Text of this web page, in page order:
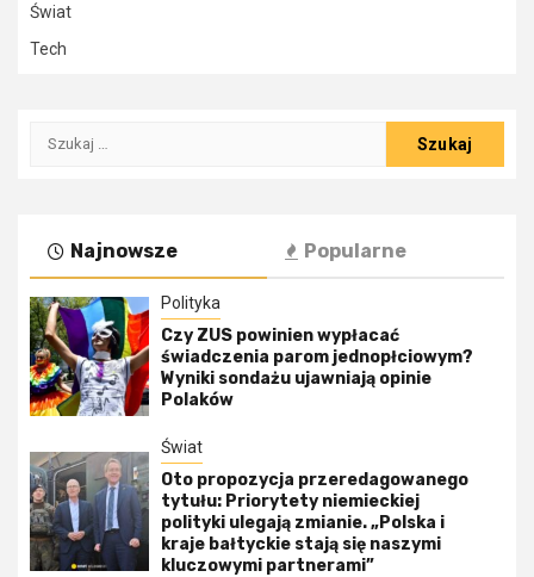
Świat
Tech
Szukaj:
Najnowsze Popularne
Polityka
Czy ZUS powinien wypłacać
świadczenia parom jednopłciowym?
Wyniki sondażu ujawniają opinie
Polaków
Świat
Oto propozycja przeredagowanego
tytułu: Priorytety niemieckiej
polityki ulegają zmianie. „Polska i
kraje bałtyckie stają się naszymi
kluczowymi partnerami”